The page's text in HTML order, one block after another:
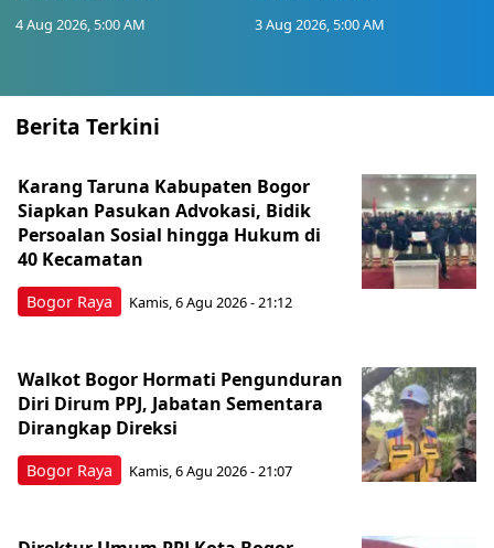
4 Aug 2026, 5:00 AM 3 Aug 2026, 5:00 AM
Berita Terkini
Bogor Raya
Karang Taruna Kabupaten Bogor
Siapkan Pasukan Advokasi, Bidik
Persoalan Sosial hingga Hukum di
40 Kecamatan
Kamis, 6 Agu 2026 - 21:12
Bogor Raya
Walkot Bogor Hormati Pengunduran
Diri Dirum PPJ, Jabatan Sementara
Dirangkap Direksi
Kamis, 6 Agu 2026 - 21:07